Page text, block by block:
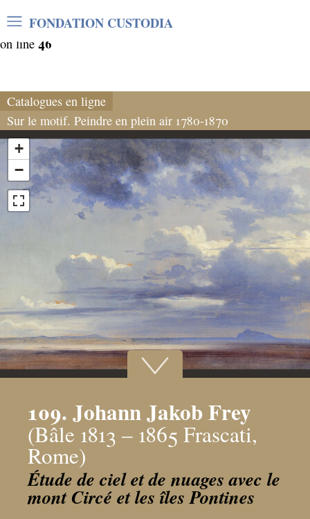
Warning: Undefined array key "var_mode" in
/home/clients/06cf3fb6db0bf3383064f508e4e3b220/
on line 46
FONDATION CUSTODIA
Catalogues en ligne
Sur le motif. Peindre en plein air 1780-1870
+
−
109. Johann Jakob Frey
(Bâle 1813 – 1865 Frascati,
Rome)
Étude de ciel et de nuages avec le
mont Circé et les îles Pontines